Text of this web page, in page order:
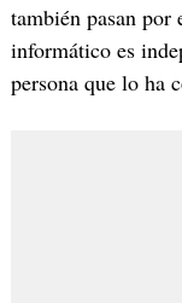
también pasan por
informático es
persona que lo ha